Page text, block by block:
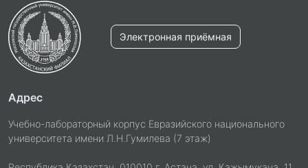
Электронная приёмная
Адрес
Учебно-лабораторный корпус Евразийского национального
университета имени Л.Н.Гумилева (7 этаж)